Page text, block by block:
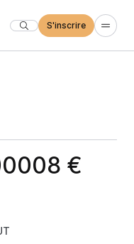
S'inscrire
€